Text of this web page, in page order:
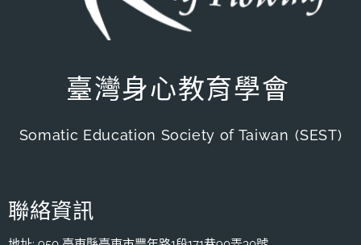
臺灣身心教育學會
Somatic Education Society of Taiwan (SEST)
聯絡資訊